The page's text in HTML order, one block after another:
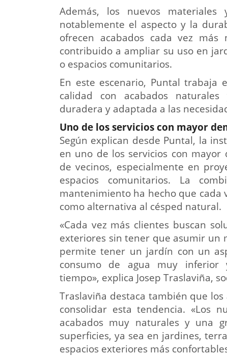
Además, los nuevos
notablemente el aspecto y la
ofrecen acabados cada vez
contribuido a ampliar su uso en
o espacios comunitarios.
En este escenario, Puntal trabaja
calidad con acabados
duradera y adaptada a las
Uno de los servicios con mayor
Según explican desde Puntal, la
en uno de los servicios con
de vecinos, especialmente en
espacios comunitarios. La
mantenimiento ha hecho que cada
como alternativa al césped natural.
«Cada vez más clientes buscan
exteriores sin tener que asumir un
permite tener un jardín con un
consumo de agua muy
tiempo», explica Josep Traslaviña,
Traslaviña destaca también que
consolidar esta tendencia. «Los
acabados muy naturales y una
superficies, ya sea en jardines,
espacios exteriores más